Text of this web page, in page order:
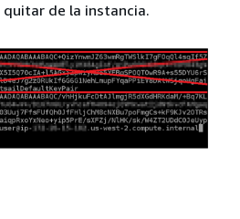
de la instancia.